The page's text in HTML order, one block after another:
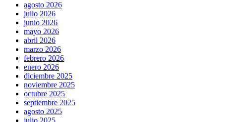
agosto 2026
julio 2026
junio 2026
mayo 2026
abril 2026
marzo 2026
febrero 2026
enero 2026
diciembre 2025
noviembre 2025
octubre 2025
septiembre 2025
agosto 2025